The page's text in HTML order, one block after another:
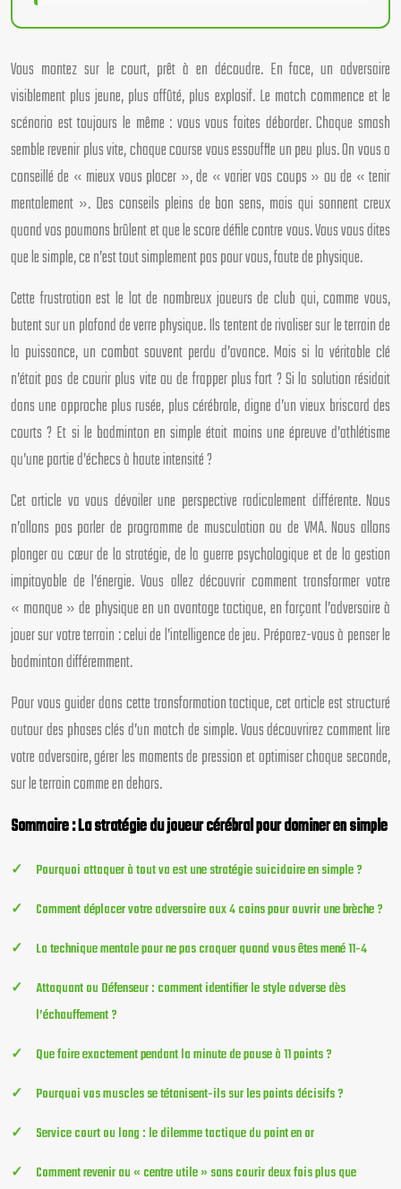
Vous montez sur le court, prêt à en découdre. En face, un adversaire
visiblement plus jeune, plus affûté, plus explosif. Le match commence et le
scénario est toujours le même : vous vous faites déborder. Chaque smash
semble revenir plus vite, chaque course vous essouffle un peu plus. On vous a
conseillé de « mieux vous placer », de « varier vos coups » ou de « tenir
mentalement ». Des conseils pleins de bon sens, mais qui sonnent creux
quand vos poumons brûlent et que le score défile contre vous. Vous vous dites
que le simple, ce n’est tout simplement pas pour vous, faute de physique.
Cette frustration est le lot de nombreux joueurs de club qui, comme vous,
butent sur un plafond de verre physique. Ils tentent de rivaliser sur le terrain de
la puissance, un combat souvent perdu d’avance. Mais si la véritable clé
n’était pas de courir plus vite ou de frapper plus fort ? Si la solution résidait
dans une approche plus rusée, plus cérébrale, digne d’un vieux briscard des
courts ? Et si le badminton en simple était moins une épreuve d’athlétisme
qu’une partie d’échecs à haute intensité ?
Cet article va vous dévoiler une perspective radicalement différente. Nous
n’allons pas parler de programme de musculation ou de VMA. Nous allons
plonger au cœur de la stratégie, de la guerre psychologique et de la gestion
impitoyable de l’énergie. Vous allez découvrir comment transformer votre
« manque » de physique en un avantage tactique, en forçant l’adversaire à
jouer sur votre terrain : celui de l’intelligence de jeu. Préparez-vous à penser le
badminton différemment.
Pour vous guider dans cette transformation tactique, cet article est structuré
autour des phases clés d’un match de simple. Vous découvrirez comment lire
votre adversaire, gérer les moments de pression et optimiser chaque seconde,
sur le terrain comme en dehors.
Sommaire : La stratégie du joueur cérébral pour dominer en simple
Pourquoi attaquer à tout va est une stratégie suicidaire en simple ?
Comment déplacer votre adversaire aux 4 coins pour ouvrir une brèche ?
La technique mentale pour ne pas craquer quand vous êtes mené 11-4
Attaquant ou Défenseur : comment identifier le style adverse dès
l’échauffement ?
Que faire exactement pendant la minute de pause à 11 points ?
Pourquoi vos muscles se tétanisent-ils sur les points décisifs ?
Service court ou long : le dilemme tactique du point en or
Comment revenir au « centre utile » sans courir deux fois plus que